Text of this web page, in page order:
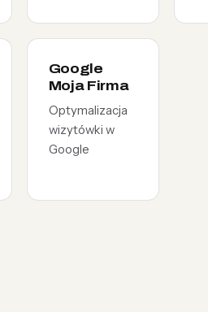
Google
Moja Firma
Optymalizacja
wizytówki w
Google